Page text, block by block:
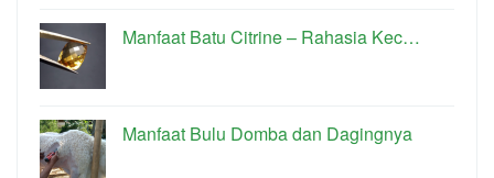
Manfaat Batu Citrine – Rahasia Kec…
Manfaat Bulu Domba dan Dagingnya